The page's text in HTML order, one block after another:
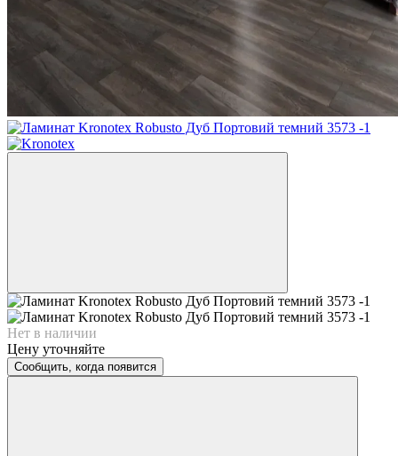
Нет в наличии
Цену уточняйте
Сообщить, когда появится